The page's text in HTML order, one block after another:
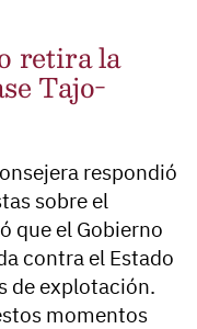
retira la
Tajo-
respondió
sobre el
que el Gobierno
contra el Estado
de explotación.
momentos